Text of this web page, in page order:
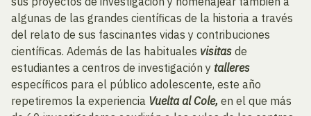
algunas de las grandes científicas de la historia a través
del relato de sus fascinantes vidas y contribuciones
científicas. Además de las habituales visitas de
estudiantes a centros de investigación y talleres
específicos para el público adolescente, este año
repetiremos la experiencia Vuelta al Cole, en el que más